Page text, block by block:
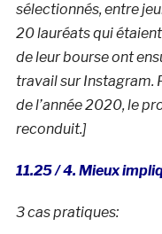
sélectionnés, entre
20 lauréats qui
de leur bourse ont
travail sur Instagram.
de l’année 2020, le
reconduit.]
11.25 / 4. Mieux
3 cas pratiques: